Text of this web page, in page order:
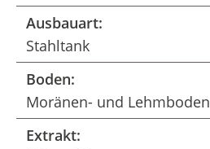
Ausbauart:
Stahltank
Boden:
Moränen- und Lehmboden
Extrakt: